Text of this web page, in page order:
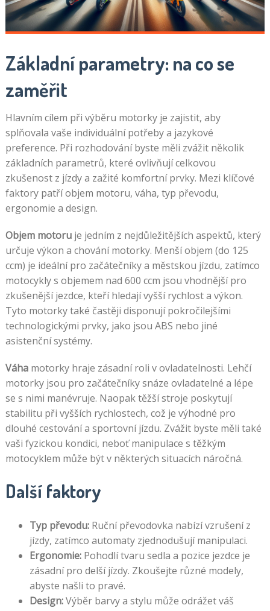
Základní parametry: na co se
zaměřit
Hlavním cílem při výběru motorky je zajistit, aby
splňovala vaše individuální potřeby a jazykové
preference. Při rozhodování byste měli zvážit několik
základních parametrů, které ovlivňují celkovou
zkušenost z jízdy a zažité komfortní prvky. Mezi klíčové
faktory patří objem motoru, váha, typ převodu,
ergonomie a design.
Objem motoruje jedním z nejdůležitějších aspektů, který
určuje výkon a chování motorky. Menší objem (do 125
ccm) je ideální pro začátečníky a městskou jízdu, zatímco
motocykly s objemem nad 600 ccm jsou vhodnější pro
zkušenější jezdce, kteří hledají vyšší rychlost a výkon.
Tyto motorky také častěji disponují pokročilejšími
technologickými prvky, jako jsou ABS nebo jiné
asistenční systémy.
Váhamotorky hraje zásadní roli v ovladatelnosti. Lehčí
motorky jsou pro začátečníky snáze ovladatelné a lépe
se s nimi manévruje. Naopak těžší stroje poskytují
stabilitu při vyšších rychlostech, což je výhodné pro
dlouhé cestování a sportovní jízdu. Zvážit byste měli také
vaši fyzickou kondici, neboť manipulace s těžkým
motocyklem může být v některých situacích náročná.
Další faktory
Typ převodu:Ruční převodovka nabízí vzrušení z
jízdy, zatímco automaty zjednodušují manipulaci.
Ergonomie:Pohodlí tvaru sedla a pozice jezdce je
zásadní pro delší jízdy. Zkoušejte různé modely,
abyste našli to pravé.
Design:Výběr barvy a stylu může odrážet váš